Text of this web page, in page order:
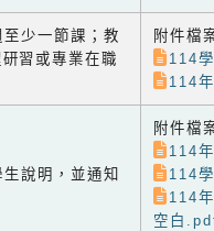
少一節課；教
習或專業在職
附件檔
114
114
說明，並通知
附件檔
114
114
114
空白